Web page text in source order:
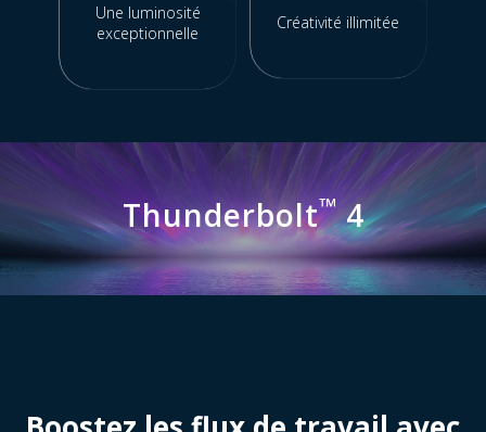
Une luminosité
exceptionnelle
Créativité illimitée
Thunderbolt™4